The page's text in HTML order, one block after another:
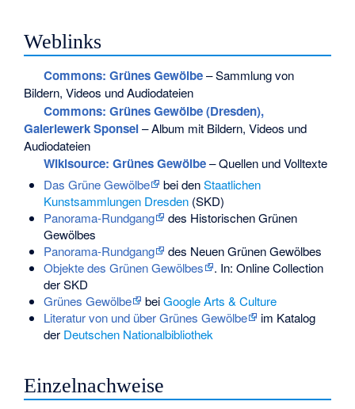
Weblinks
Commons: Grünes Gewölbe– Sammlung von
Bildern, Videos und Audiodateien
Commons: Grünes Gewölbe (Dresden),
Galeriewerk Sponsel– Album mit Bildern, Videos und
Audiodateien
Wikisource: Grünes Gewölbe– Quellen und Volltexte
Das Grüne Gewölbe
bei denStaatlichen
Kunstsammlungen Dresden(SKD)
Panorama-Rundgang
des Historischen Grünen
Gewölbes
Panorama-Rundgang
des Neuen Grünen Gewölbes
Objekte des Grünen Gewölbes
. In: Online Collection
der SKD
Grünes Gewölbe
beiGoogle Arts & Culture
Literatur von und über Grünes Gewölbe
im Katalog
der Deutschen Nationalbibliothek
Einzelnachweise